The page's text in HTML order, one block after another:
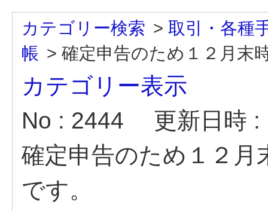
カテゴリー検索 > 取引・各種
帳 > 確定申告のため１２月末
カテゴリー表示
No : 2444
更新日時
確定申告のため１２月
です。